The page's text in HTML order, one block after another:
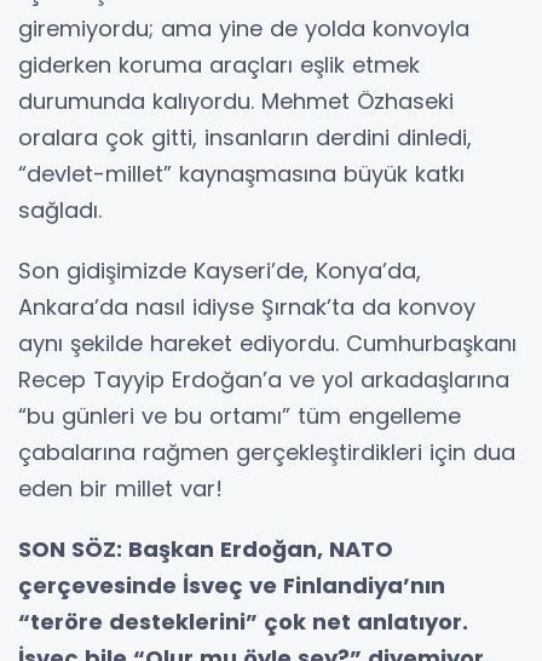
giremiyordu; ama yine de yolda konvoyla
giderken koruma araçları eşlik etmek
durumunda kalıyordu. Mehmet Özhaseki
oralara çok gitti, insanların derdini dinledi,
“devlet-millet” kaynaşmasına büyük katkı
sağladı.
Son gidişimizde Kayseri’de, Konya’da,
Ankara’da nasıl idiyse Şırnak’ta da konvoy
aynı şekilde hareket ediyordu. Cumhurbaşkanı
Recep Tayyip Erdoğan’a ve yol arkadaşlarına
“bu günleri ve bu ortamı” tüm engelleme
çabalarına rağmen gerçekleştirdikleri için dua
eden bir millet var!
SON SÖZ: Başkan Erdoğan, NATO
çerçevesinde İsveç ve Finlandiya’nın
“teröre desteklerini” çok net anlatıyor.